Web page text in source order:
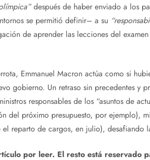
después de haber enviado a los
se permitió definir– a su
de aprender las lecciones del
Emmanuel Macron actúa como si
gobierno. Un retraso sin precedentes y
responsables de los “asuntos de
del próximo presupuesto, por ejemplo),
reparto de cargos, en julio), desafiando
por leer. El resto está reservado